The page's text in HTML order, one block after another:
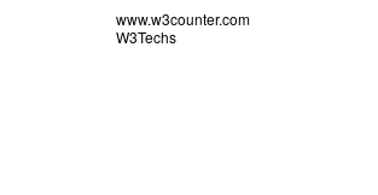
www.w3counter.com
W3Techs